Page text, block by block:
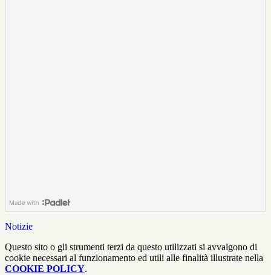
Notizie
Questo sito o gli strumenti terzi da questo utilizzati si avvalgono di
cookie necessari al funzionamento ed utili alle finalità illustrate nella
COOKIE POLICY.